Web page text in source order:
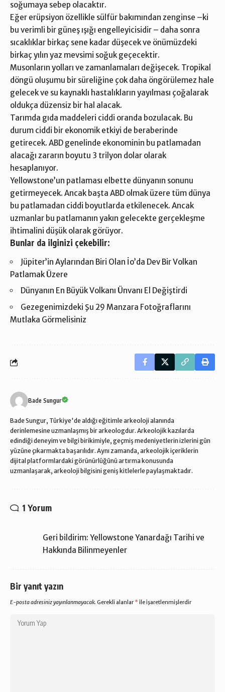
soğumaya sebep olacaktır.
Eğer erüpsiyon özellikle sülfür bakımından zenginse –ki
bu verimli bir güneş ışığı engelleyicisidir – daha sonra
sıcaklıklar birkaç sene kadar düşecek ve önümüzdeki
birkaç yılın yaz mevsimi soğuk geçecektir.
Musonların yolları ve zamanlamaları değişecek. Tropikal
döngü oluşumu bir süreliğine çok daha öngörülemez hale
gelecek ve su kaynaklı hastalıkların yayılması çoğalarak
oldukça düzensiz bir hal alacak.
Tarımda gıda maddeleri ciddi oranda bozulacak. Bu
durum ciddi bir ekonomik etkiyi de beraberinde
getirecek. ABD genelinde ekonominin bu patlamadan
alacağı zararın boyutu 3 trilyon dolar olarak
hesaplanıyor.
Yellowstone’un patlaması elbette dünyanın sonunu
getirmeyecek. Ancak başta ABD olmak üzere tüm dünya
bu patlamadan ciddi boyutlarda etkilenecek. Ancak
uzmanlar bu patlamanın yakın gelecekte gerçekleşme
ihtimalini düşük olarak görüyor.
Bunlar da ilginizi çekebilir:
Jüpiter’in Aylarından Biri Olan İo’da Dev Bir Volkan
Patlamak Üzere
Dünyanın En Büyük Volkanı Ünvanı El Değiştirdi
Gezegenimizdeki Şu 29 Manzara Fotoğraflarını
Mutlaka Görmelisiniz
Bade Sungur
Bade Sungur, Türkiye'de aldığı eğitimle arkeoloji alanında
derinlemesine uzmanlaşmış bir arkeologdur. Arkeolojik kazılarda
edindiği deneyim ve bilgi birikimiyle, geçmiş medeniyetlerin izlerini gün
yüzüne çıkarmakta başarılıdır. Aynı zamanda, arkeolojik içeriklerin
dijital platformlardaki görünürlüğünü artırma konusunda
uzmanlaşarak, arkeoloji bilgisini geniş kitlelerle paylaşmaktadır.
1 Yorum
Geri bildirim: Yellowstone Yanardağı Tarihi ve
Hakkında Bilinmeyenler
Bir yanıt yazın
E-posta adresiniz yayınlanmayacak. Gerekli alanlar * ile işaretlenmişlerdir